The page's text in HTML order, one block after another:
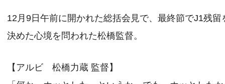
12月9日午前に開かれた総括会見で、最終節でJ1残留
決めた心境を問われた松橋監督。
【アルビ 松橋力蔵 監督】